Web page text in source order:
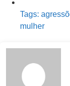
Tags:
mulher